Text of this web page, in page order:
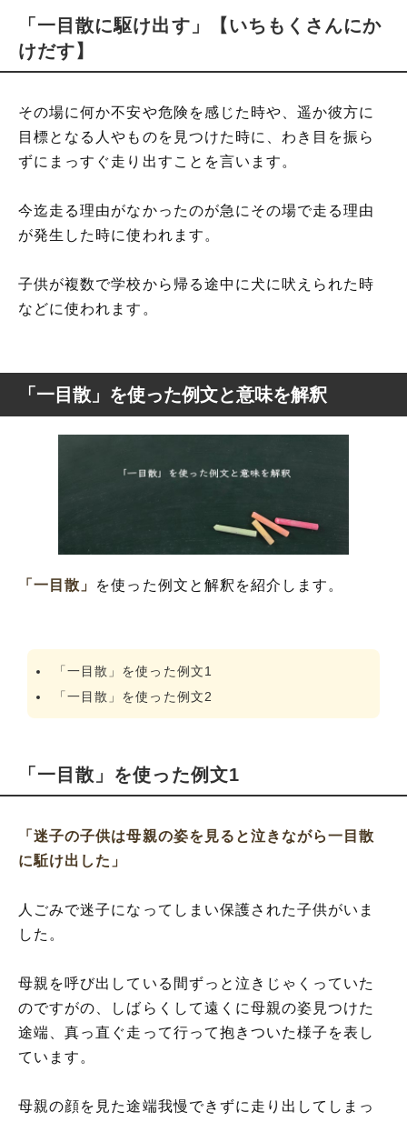
「一目散に駆け出す」【いちもくさんにか
けだす】
その場に何か不安や危険を感じた時や、遥か彼方に
目標となる人やものを見つけた時に、わき目を振ら
ずにまっすぐ走り出すことを言います。
今迄走る理由がなかったのが急にその場で走る理由
が発生した時に使われます。
子供が複数で学校から帰る途中に犬に吠えられた時
などに使われます。
「一目散」を使った例文と意味を解釈
「一目散」 を使った例文と解釈を紹介します。
「一目散」を使った例文1
「一目散」を使った例文2
「一目散」を使った例文1
「迷子の子供は母親の姿を見ると泣きながら一目散
に駈け出した」
人ごみで迷子になってしまい保護された子供がいま
した。
母親を呼び出している間ずっと泣きじゃくっていた
のですがの、しばらくして遠くに母親の姿見つけた
途端、真っ直ぐ走って行って抱きついた様子を表し
ています。
母親の顔を見た途端我慢できずに走り出してしまっ